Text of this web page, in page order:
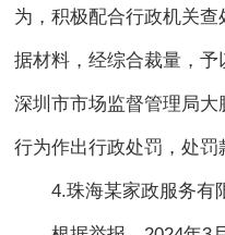
为，积极配合行政机关
据材料，经综合裁量，予
深圳市市场监督管理局
行为作出行政处罚，处罚
4.珠海某家政服务有